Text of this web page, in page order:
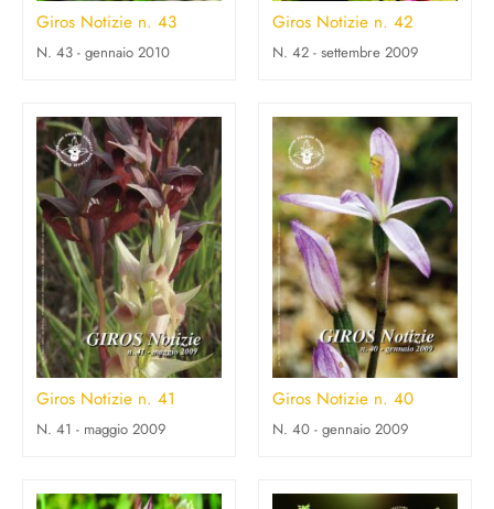
Giros Notizie n. 43
N. 43 - gennaio 2010
Giros Notizie n. 42
N. 42 - settembre 2009
Giros Notizie n. 41
N. 41 - maggio 2009
Giros Notizie n. 40
N. 40 - gennaio 2009